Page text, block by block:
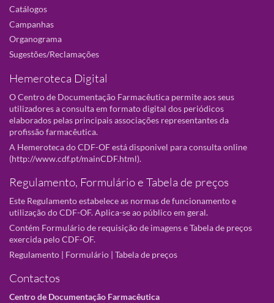
Catálogos
Campanhas
Organograma
Sugestões/Reclamações
Hemeroteca Digital
O Centro de Documentação Farmacêutica permite aos seus
utilizadores a consulta em formato digital dos periódicos
elaborados pelas principais associações representantes da
profissão farmacêutica.
A Hemeroteca do CDF-OF está disponivel para consulta online
(http://www.cdf.pt/mainCDF.html).
Regulamento, Formulário e Tabela de preços
Este Regulamento estabelece as normas de funcionamento e
utilização do CDF-OF. Aplica-se ao público em geral.
Contém Formulário de requisição de imagens e Tabela de preços
exercida pelo CDF-OF.
Regulamento | Formulário | Tabela de preços
Contactos
Centro de Documentação Farmacêutica